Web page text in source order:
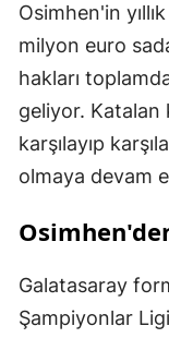
Osimhen'in
milyon euro
hakları
geliyor. Katalan
karşılayıp
olmaya devam
Galatasaray
Şampiyonlar